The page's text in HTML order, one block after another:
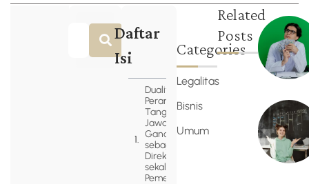
Daftar
Isi
Dualitas
Peran:
Tanggung
Jawab
Ganda
sebagai
Direktur
sekaligus
Pemegang
Categories
Legalitas
Bisnis
Umum
Related
Posts